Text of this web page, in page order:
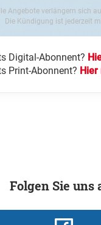
Angebote verlängern sich
Die Kündigung ist jederzeit
Digital-Abonnent?
Print-Abonnent? Hier
Folgen Sie uns